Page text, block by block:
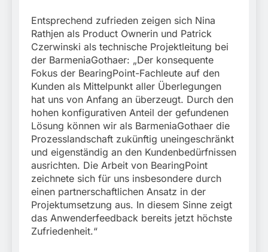
Entsprechend zufrieden zeigen sich Nina
Rathjen als Product Ownerin und Patrick
Czerwinski als technische Projektleitung bei
der BarmeniaGothaer: „Der konsequente
Fokus der BearingPoint-Fachleute auf den
Kunden als Mittelpunkt aller Überlegungen
hat uns von Anfang an überzeugt. Durch den
hohen konfigurativen Anteil der gefundenen
Lösung können wir als BarmeniaGothaer die
Prozesslandschaft zukünftig uneingeschränkt
und eigenständig an den Kundenbedürfnissen
ausrichten. Die Arbeit von BearingPoint
zeichnete sich für uns insbesondere durch
einen partnerschaftlichen Ansatz in der
Projektumsetzung aus. In diesem Sinne zeigt
das Anwenderfeedback bereits jetzt höchste
Zufriedenheit.“